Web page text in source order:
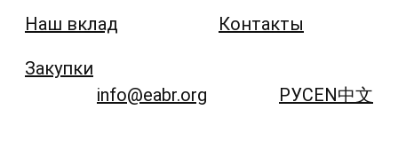
Наш вклад
Закупки
Контакты
info@eabr.org РУСEN中文